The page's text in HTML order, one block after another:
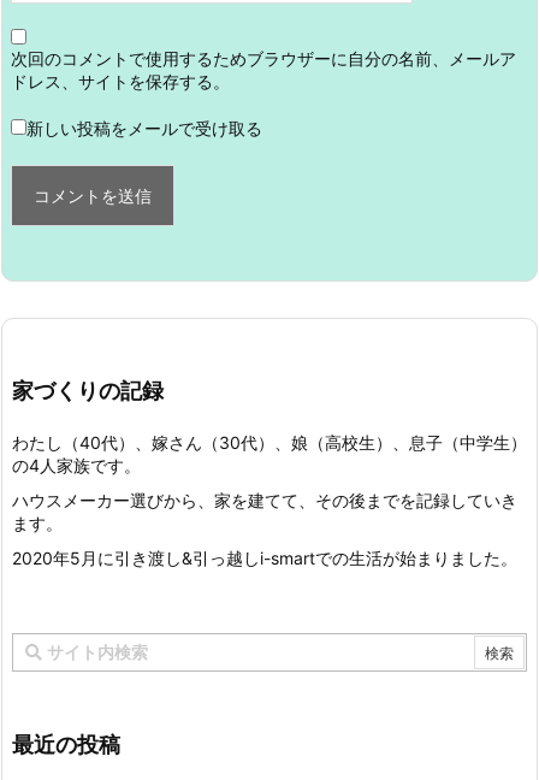
次回のコメントで使用するためブラウザーに自分の名前、メールア
ドレス、サイトを保存する。
新しい投稿をメールで受け取る
家づくりの記録
わたし（40代）、嫁さん（30代）、娘（高校生）、息子（中学生）
の4人家族です。
ハウスメーカー選びから、家を建てて、その後までを記録していき
ます。
2020年5月に引き渡し&引っ越しi-smartでの生活が始まりました。
最近の投稿